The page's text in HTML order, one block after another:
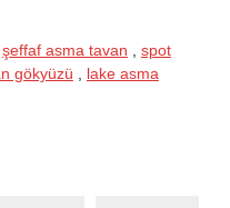
şeffaf asma tavan , spot
gökyüzü , lake asma